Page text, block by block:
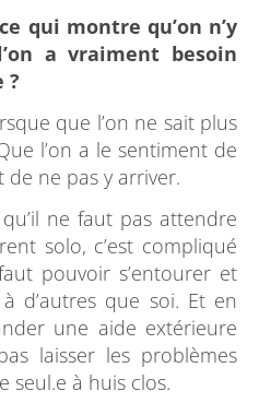
qui montre qu’on n’y
a vraiment besoin
?
que l’on ne sait plus
l’on a le sentiment de
ne pas y arriver.
ne faut pas attendre
solo, c’est compliqué
pouvoir s’entourer et
d’autres que soi. Et en
une aide extérieure
laisser les problèmes
seul.e à huis clos.